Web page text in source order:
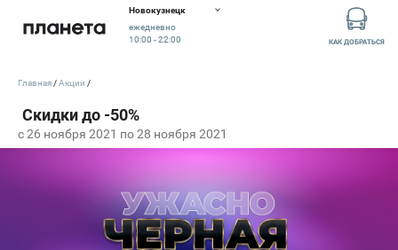
Новокузнецк
ежедневно
10:00 - 22:00
КАК ДОБРАТЬСЯ
c 26 ноября 2021 по 28 ноября 2021
Главная Акции